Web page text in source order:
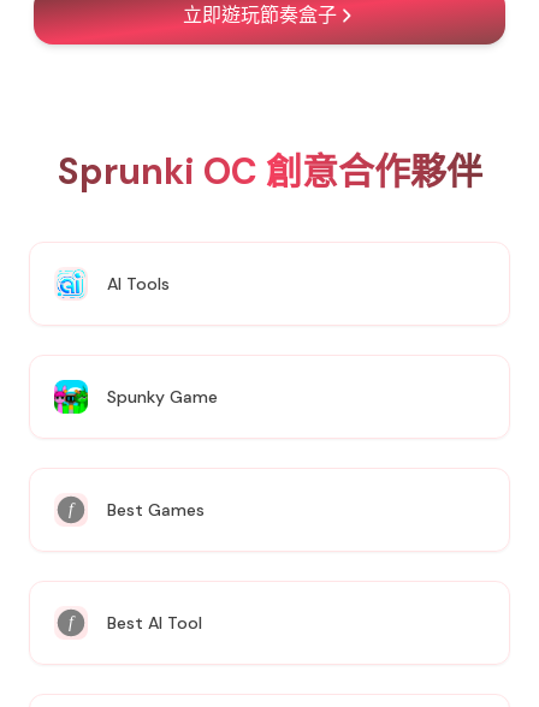
立即遊玩節奏盒子
Sprunki OC 創意合作夥伴
AI Tools
Spunky Game
Best Games
Best AI Tool